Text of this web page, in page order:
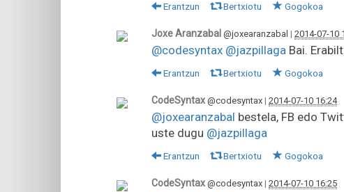
Erantzun Bertxiotu Gogokoa
Joxe Aranzabal @joxearanzabal | 2014-07-10
@codesyntax @jazpillaga Bai.
Erantzun Bertxiotu Gogokoa
CodeSyntax @codesyntax | 2014-07-10 16:24
@joxearanzabal bestela, FB edo
uste dugu @jazpillaga
Erantzun Bertxiotu Gogokoa
CodeSyntax @codesyntax | 2014-07-10 16:25